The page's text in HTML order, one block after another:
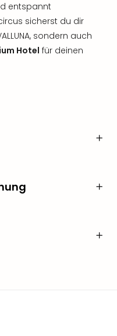
entspannt
sicherst du dir
sondern auch
Hotel für deinen